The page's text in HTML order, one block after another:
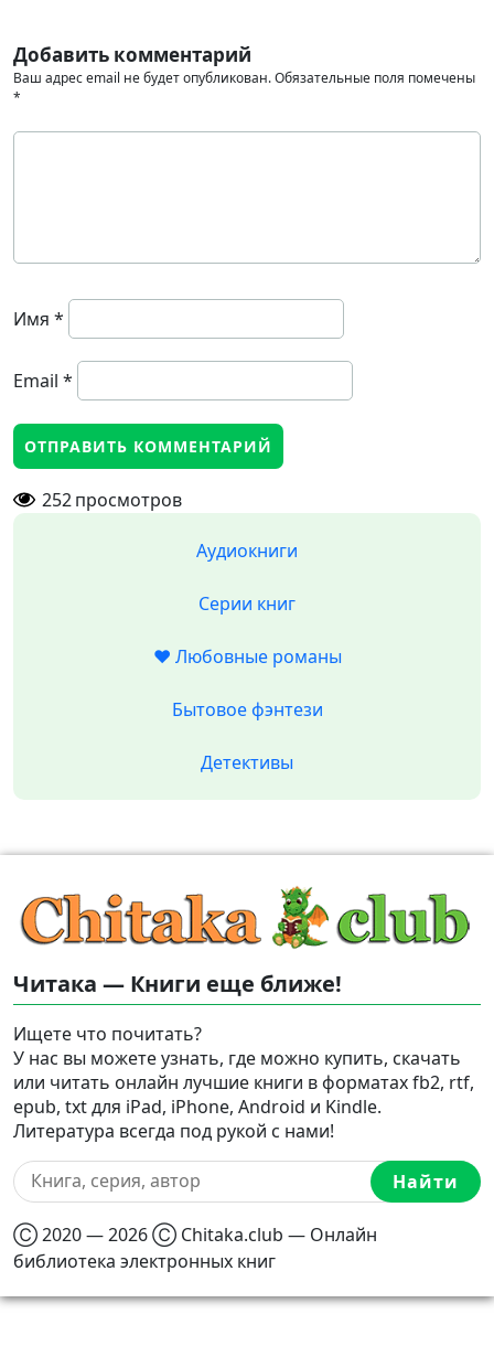
Добавить комментарий
Ваш адрес email не будет опубликован.Обязательные поля помечены
*
Имя *
Email *
252просмотров
Аудиокниги
Серии книг
❤️ Любовные романы
Бытовое фэнтези
Детективы
Читака — Книги еще ближе!
Ищете что почитать?
У нас вы можете узнать, где можно купить, скачать
или читать онлайн лучшие книги в форматах fb2, rtf,
epub, txt для iPad, iPhone, Android и Kindle.
Литература всегда под рукой с нами!
Найти
Ⓒ 2020 — 2026 Ⓒ Chitaka.club — Онлайн
библиотека электронных книг